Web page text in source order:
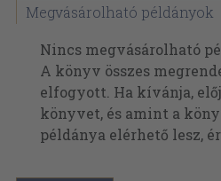
Megvásárolható példányok
Nincs megvásárolható
A könyv összes
elfogyott. Ha kívánja,
könyvet, és amint a
példánya elérhető lesz,